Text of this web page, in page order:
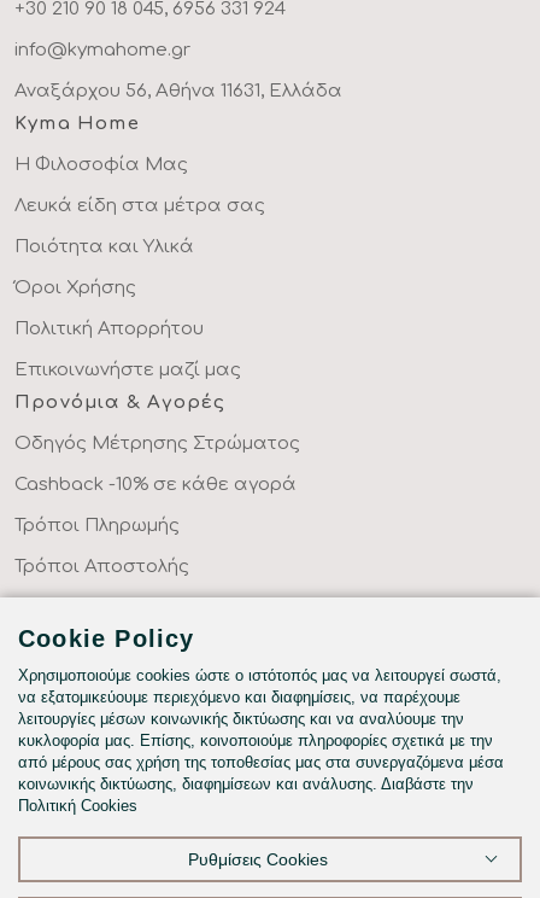
+30 210 90 18 045, 6956 331 924
info@kymahome.gr
Αναξάρχου 56, Αθήνα 11631, Ελλάδα
Kyma Home
Η Φιλοσοφία Μας
Λευκά είδη στα μέτρα σας
Ποιότητα και Υλικά
Όροι Χρήσης
Πολιτική Απορρήτου
Επικοινωνήστε μαζί μας
Προνόμια & Αγορές
Οδηγός Μέτρησης Στρώματος
Cashback -10% σε κάθε αγορά
Τρόποι Πληρωμής
Τρόποι Αποστολής
Συχνές Ερωτήσεις
Κατηγορίες
ΣΕΝΤΟΝΙΑ ΣΤΑ ΜΕΤΡΑ ΣΑΣ
ΥΦΑΣΜΑΤΑ ΜΕ ΤΟ ΜΕΤΡΟ
ΥΠΝΟΔΩΜΑΤΙΟ
HOTEL & BNB
ΠΑΙΔΙΚΟ - ΕΦΗΒΙΚΟ
Cookie Policy
Χρησιμοποιούμε cookies ώστε ο ιστότοπός μας να λειτουργεί σωστά,
να εξατομικεύουμε περιεχόμενο και διαφημίσεις, να παρέχουμε
λειτουργίες μέσων κοινωνικής δικτύωσης και να αναλύουμε την
κυκλοφορία μας. Επίσης, κοινοποιούμε πληροφορίες σχετικά με την
από μέρους σας χρήση της τοποθεσίας μας στα συνεργαζόμενα μέσα
κοινωνικής δικτύωσης, διαφημίσεων και ανάλυσης. Διαβάστε την
Πολιτική Cookies
Ρυθμίσεις Cookies